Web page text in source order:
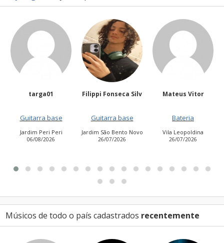
Filippi Fonseca Silv
Guitarra base
Jardim São Bento Novo
26/07/2026
Mateus Vitor
Bateria
Vila Leopoldina
26/07/2026
Anailuj Avlis
Vocalista - Baixo
Jardim Aurora (Zona
Leste)
Músicos de todo o país cadastrados recentemente